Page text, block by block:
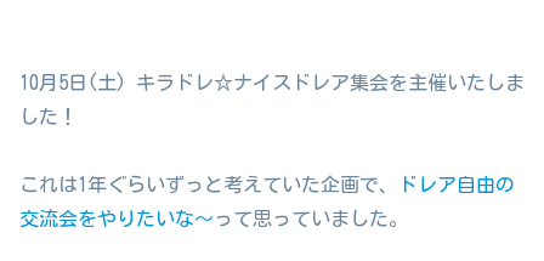
10月5日(土) キラドレ☆ナイスドレア集会を主催いたしま
した！
これは1年ぐらいずっと考えていた企画で、
ドレア自由の
交流会をやりたいな～ って思っていました。